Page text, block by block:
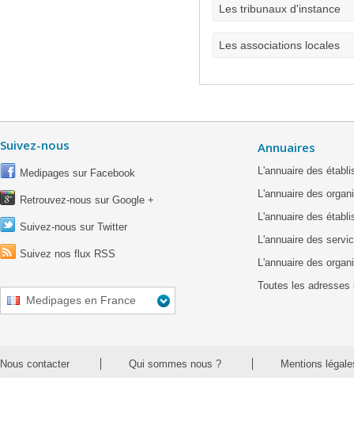
Les tribunaux d'instance
Les associations locales
Suivez-nous
Medipages sur Facebook
Retrouvez-nous sur Google +
Suivez-nous sur Twitter
Suivez nos flux RSS
Medipages en France
Annuaires
L'annuaire des
L'annuaire des
L'annuaire des
L'annuaire des
L'annuaire des
Toutes les adresses
Nous contacter Qui sommes nous ? Mentions